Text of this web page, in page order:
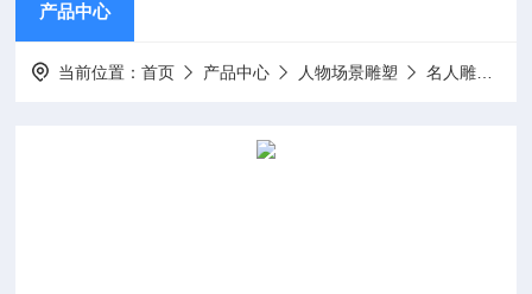
产品中心
当前位置：首页 产品中心 人物场景雕塑 名人雕塑